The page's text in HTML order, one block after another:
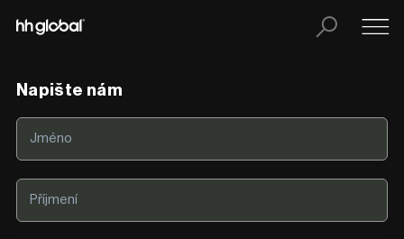
Napište nám